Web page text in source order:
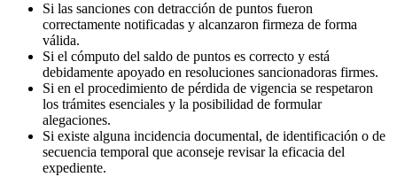
Si las sanciones con detracción de puntos fueron
correctamente notificadas y alcanzaron firmeza de forma
válida.
Si el cómputo del saldo de puntos es correcto y está
debidamente apoyado en resoluciones sancionadoras firmes.
Si en el procedimiento de pérdida de vigencia se respetaron
los trámites esenciales y la posibilidad de formular
alegaciones.
Si existe alguna incidencia documental, de identificación o de
secuencia temporal que aconseje revisar la eficacia del
expediente.